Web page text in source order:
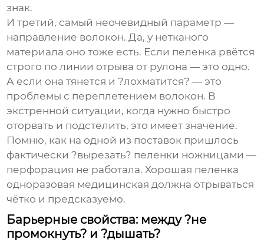
знак.
И третий, самый неочевидный параметр —
направление волокон. Да, у нетканого
материала оно тоже есть. Если пеленка рвётся
строго по линии отрыва от рулона — это одно.
А если она тянется и ?лохматится? — это
проблемы с переплетением волокон. В
экстренной ситуации, когда нужно быстро
оторвать и подстелить, это имеет значение.
Помню, как на одной из поставок пришлось
фактически ?вырезать? пеленки ножницами —
перфорация не работала. Хорошая пеленка
одноразовая медицинская должна отрываться
чётко и предсказуемо.
Барьерные свойства: между ?не
промокнуть? и ?дышать?